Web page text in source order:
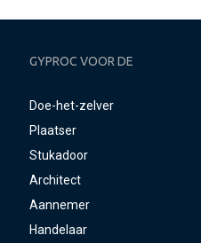
GYPROC VOOR DE
Doe-het-zelver
Plaatser
Stukadoor
Architect
Aannemer
Handelaar